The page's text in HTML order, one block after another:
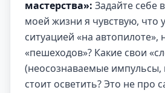
мастерства»: Задайте себе
моей жизни я чувствую, что
ситуацией «на автопилоте»,
«пешеходов»? Какие свои
(неосознаваемые
стоит осветить? Это не про